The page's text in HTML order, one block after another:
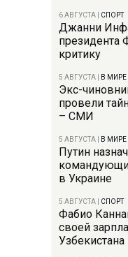
6 АВГУСТА СПОРТ
Джанни
президента
критику
5 АВГУСТА В МИРЕ
Экс-
провели
– СМИ
5 АВГУСТА В МИРЕ
Путин
в Украине
5 АВГУСТА СПОРТ
Фабио
своей
Узбекистана